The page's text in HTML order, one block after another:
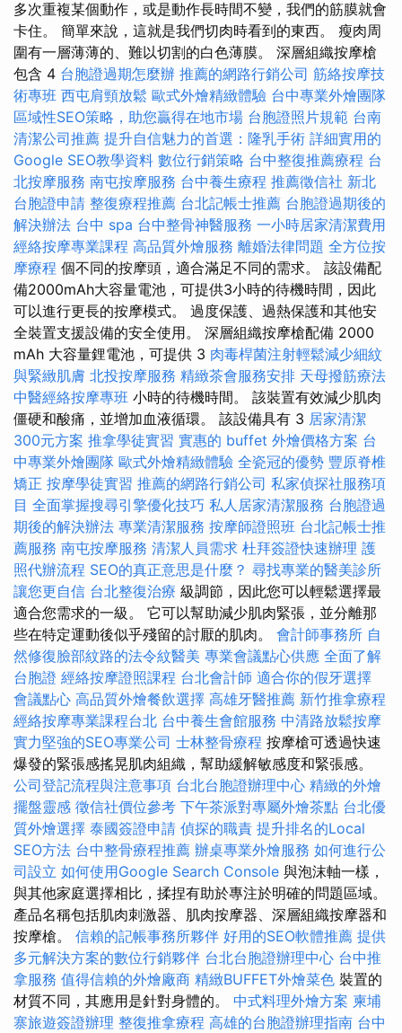
多次重複某個動作，或是動作長時間不變，我們的筋膜就會
卡住。 簡單來說，這就是我們切肉時看到的東西。 瘦肉周
圍有一層薄薄的、難以切割的白色薄膜。 深層組織按摩槍
包含 4 台胞證過期怎麼辦 推薦的網路行銷公司 筋絡按摩技
術專班 西屯肩頸放鬆 歐式外燴精緻體驗 台中專業外燴團隊
區域性SEO策略，助您贏得在地市場 台胞證照片規範 台南
清潔公司推薦 提升自信魅力的首選：隆乳手術 詳細實用的
Google SEO教學資料 數位行銷策略 台中整復推薦療程 台
北按摩服務 南屯按摩服務 台中養生療程 推薦徵信社 新北
台胞證申請 整復療程推薦 台北記帳士推薦 台胞證過期後的
解決辦法 台中 spa 台中整骨神醫服務 一小時居家清潔費用
經絡按摩專業課程 高品質外燴服務 離婚法律問題 全方位按
摩療程 個不同的按摩頭，適合滿足不同的需求。 該設備配
備2000mAh大容量電池，可提供3小時的待機時間，因此
可以進行更長的按摩模式。 過度保護、過熱保護和其他安
全裝置支援設備的安全使用。 深層組織按摩槍配備 2000
mAh 大容量鋰電池，可提供 3 肉毒桿菌注射輕鬆減少細紋
與緊緻肌膚 北投按摩服務 精緻茶會服務安排 天母撥筋療法
中醫經絡按摩專班 小時的待機時間。 該裝置有效減少肌肉
僵硬和酸痛，並增加血液循環。 該設備具有 3 居家清潔
300元方案 推拿學徒實習 實惠的 buffet 外燴價格方案 台
中專業外燴團隊 歐式外燴精緻體驗 全瓷冠的優勢 豐原脊椎
矯正 按摩學徒實習 推薦的網路行銷公司 私家偵探社服務項
目 全面掌握搜尋引擎優化技巧 私人居家清潔服務 台胞證過
期後的解決辦法 專業清潔服務 按摩師證照班 台北記帳士推
薦服務 南屯按摩服務 清潔人員需求 杜拜簽證快速辦理 護
照代辦流程 SEO的真正意思是什麼？ 尋找專業的醫美診所
讓您更自信 台北整復治療 級調節，因此您可以輕鬆選擇最
適合您需求的一級。 它可以幫助減少肌肉緊張，並分離那
些在特定運動後似乎殘留的討厭的肌肉。 會計師事務所 自
然修復臉部紋路的法令紋醫美 專業會議點心供應 全面了解
台胞證 經絡按摩證照課程 台北會計師 適合你的假牙選擇
會議點心 高品質外燴餐飲選擇 高雄牙醫推薦 新竹推拿療程
經絡按摩專業課程台北 台中養生會館服務 中清路放鬆按摩
實力堅強的SEO專業公司 士林整骨療程 按摩槍可透過快速
爆發的緊張感搖晃肌肉組織，幫助緩解敏感度和緊張感。
公司登記流程與注意事項 台北台胞證辦理中心 精緻的外燴
擺盤靈感 徵信社價位參考 下午茶派對專屬外燴茶點 台北優
質外燴選擇 泰國簽證申請 偵探的職責 提升排名的Local
SEO方法 台中整骨療程推薦 辦桌專業外燴服務 如何進行公
司設立 如何使用Google Search Console 與泡沫軸一樣，
與其他家庭選擇相比，揉捏有助於專注於明確的問題區域。
產品名稱包括肌肉刺激器、肌肉按摩器、深層組織按摩器和
按摩槍。 信賴的記帳事務所夥伴 好用的SEO軟體推薦 提供
多元解決方案的數位行銷夥伴 台北台胞證辦理中心 台中推
拿服務 值得信賴的外燴廠商 精緻BUFFET外燴菜色 裝置的
材質不同，其應用是針對身體的。 中式料理外燴方案 柬埔
寨旅遊簽證辦理 整復推拿療程 高雄的台胞證辦理指南 台中